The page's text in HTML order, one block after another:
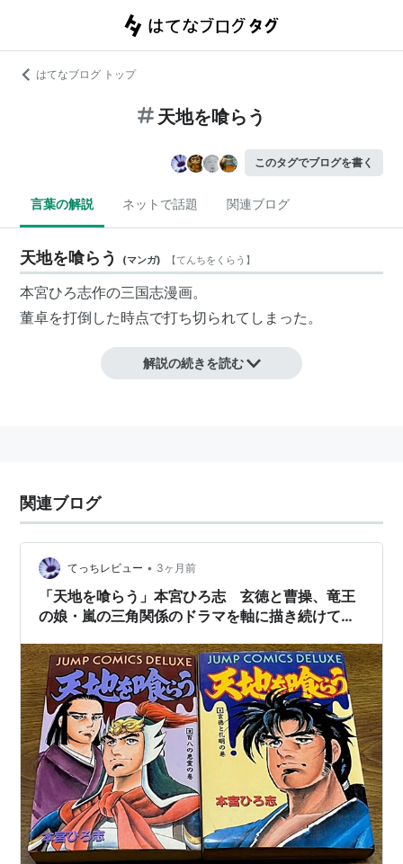
はてなブログ トップ
天地を喰らう
このタグでブログを書く
言葉の解説 ネットで話題 関連ブログ
天地を喰らう (マンガ) 【てんちをくらう 】
本宮ひろ志作の三国志漫画。
董卓を打倒した時点で打ち切られてしまった。
関羽がなぜか黄巾党に居て、ひょんなことから劉備と出
会う。
（本宮ひろ志の関羽は美髭公には見えない気が…）
劉備と関羽が空城で休憩していたときに、張飛が馬でや
ってきて、関羽が一騎打ちをした。
それがきっかけで劉備三兄弟が誕生した…らしい。
（本宮ひろ志の張飛はトラヒゲではなく、片目とヒゲが
無い）
解説の続きを読む
関連ブログ
てっちレビュー • 3ヶ月前
「天地を喰らう」本宮ひろ志 玄徳と曹操、竜王
の娘・嵐の三角関係のドラマを軸に描き続けてほ
のか （名作考察）